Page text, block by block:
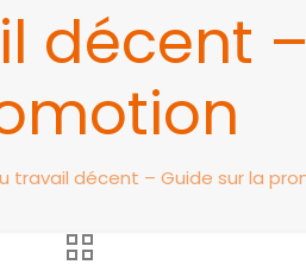
décent
travail décent – Guide sur la